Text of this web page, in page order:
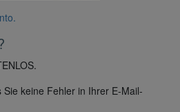
keine Fehler in Ihrer E-Mail-